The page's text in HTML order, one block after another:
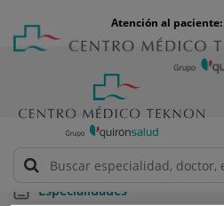
contenido
Menú
teléfono
cabecera
Atención al paciente:
Especialidades